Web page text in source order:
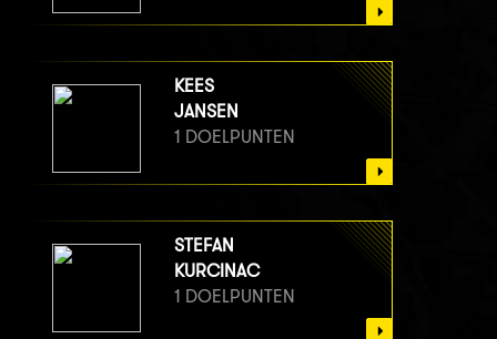
KEES
JANSEN
1 DOELPUNTEN
STEFAN
KURCINAC
1 DOELPUNTEN